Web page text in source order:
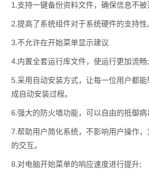
1.支持一键备份资料文件，确保信息不被
2.提高了系统组件对于系统硬件的支持性
3.不允许在开始菜单显示建议
4.内置全套运行库文件，使运行更加流畅;
5.采用自动安装方式，让每一位用户都
成自动安装过程。
6.强大的防火墙功能，可以自由的抵御病
7.帮助用户简化系统，不影响用户操作
的交互。
8.对电脑开始菜单的响应速度进行提升;